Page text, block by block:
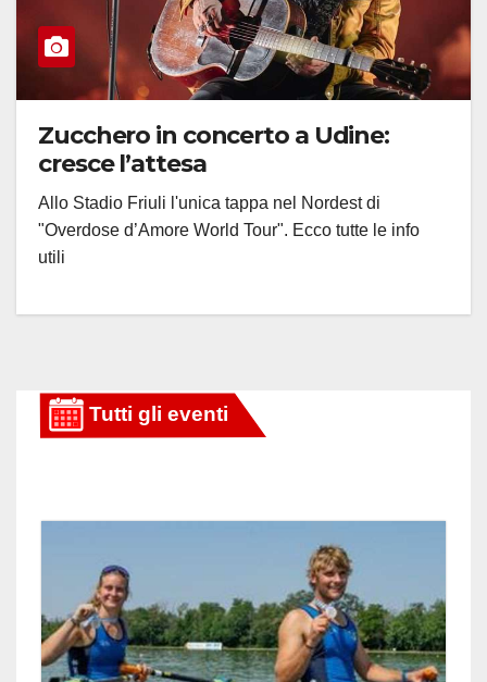
Zucchero in concerto a Udine:
cresce l’attesa
Allo Stadio Friuli l'unica tappa nel Nordest di
"Overdose d’Amore World Tour". Ecco tutte le info
utili